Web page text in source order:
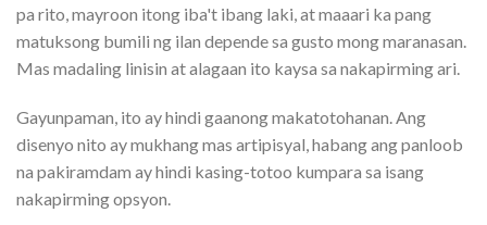
pa rito, mayroon itong iba't ibang laki, at maaari ka pang
matuksong bumili ng ilan depende sa gusto mong maranasan.
Mas madaling linisin at alagaan ito kaysa sa nakapirming ari.
Gayunpaman, ito ay hindi gaanong makatotohanan. Ang
disenyo nito ay mukhang mas artipisyal, habang ang panloob
na pakiramdam ay hindi kasing-totoo kumpara sa isang
nakapirming opsyon.